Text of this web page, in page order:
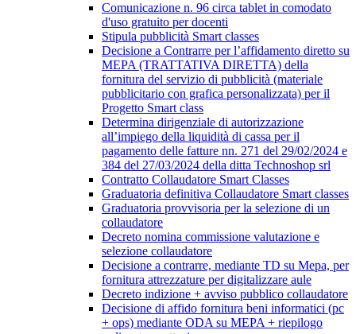
Comunicazione n. 96 circa tablet in comodato
d'uso gratuito per docenti
Stipula pubblicità Smart classes
Decisione a Contrarre per l’affidamento diretto su
MEPA (TRATTATIVA DIRETTA) della
fornitura del servizio di pubblicità (materiale
pubblicitario con grafica personalizzata) per il
Progetto Smart class
Determina dirigenziale di autorizzazione
all’impiego della liquidità di cassa per il
pagamento delle fatture nn. 271 del 29/02/2024 e
384 del 27/03/2024 della ditta Technoshop srl
Contratto Collaudatore Smart Classes
Graduatoria definitiva Collaudatore Smart classes
Graduatoria provvisoria per la selezione di un
collaudatore
Decreto nomina commissione valutazione e
selezione collaudatore
Decisione a contrarre, mediante TD su Mepa, per
fornitura attrezzature per digitalizzare aule
Decreto indizione + avviso pubblico collaudatore
Decisione di affido fornitura beni informatici (pc
+ ops) mediante ODA su MEPA + riepilogo